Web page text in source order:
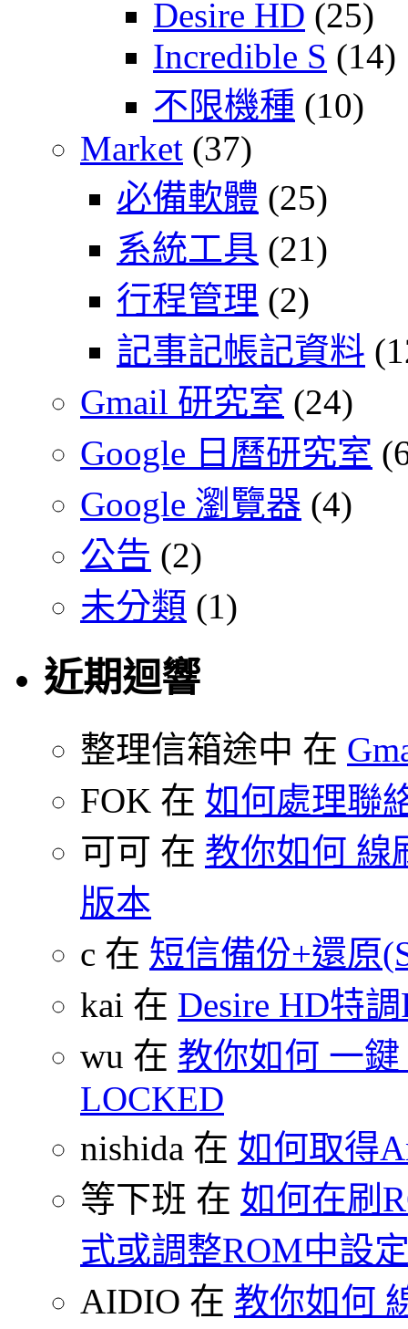
Desire HD (25)
Incredible S (14)
不限機種 (10)
Market (37)
必備軟體 (25)
系統工具 (21)
行程管理 (2)
記事記帳記資料
Gmail 研究室 (24)
Google 日曆研究室
Google 瀏覽器 (4)
公告 (2)
未分類 (1)
近期迴響
整理信箱途中 在
FOK 在 如何處理聯
可可 在 教你如何 線
版本
c 在 短信備份+還原
kai 在 Desire HD特
wu 在 教你如何 一
LOCKED
nishida 在 如何取得
等下班 在 如何在刷
式或調整ROM中設
AIDIO 在 教你如何